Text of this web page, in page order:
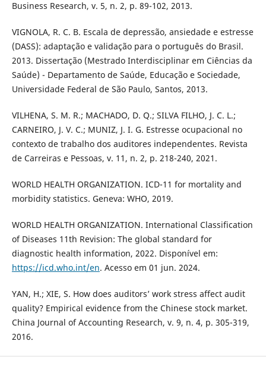
Business Research, v. 5, n. 2, p. 89-102, 2013.
VIGNOLA, R. C. B. Escala de depressão, ansiedade e estresse
(DASS): adaptação e validação para o português do Brasil.
2013. Dissertação (Mestrado Interdisciplinar em Ciências da
Saúde) - Departamento de Saúde, Educação e Sociedade,
Universidade Federal de São Paulo, Santos, 2013.
VILHENA, S. M. R.; MACHADO, D. Q.; SILVA FILHO, J. C. L.;
CARNEIRO, J. V. C.; MUNIZ, J. I. G. Estresse ocupacional no
contexto de trabalho dos auditores independentes. Revista
de Carreiras e Pessoas, v. 11, n. 2, p. 218-240, 2021.
WORLD HEALTH ORGANIZATION. ICD-11 for mortality and
morbidity statistics. Geneva: WHO, 2019.
WORLD HEALTH ORGANIZATION. International Classification
of Diseases 11th Revision: The global standard for
diagnostic health information, 2022. Disponível em:
https://icd.who.int/en. Acesso em 01 jun. 2024.
YAN, H.; XIE, S. How does auditors’ work stress affect audit
quality? Empirical evidence from the Chinese stock market.
China Journal of Accounting Research, v. 9, n. 4, p. 305-319,
2016.